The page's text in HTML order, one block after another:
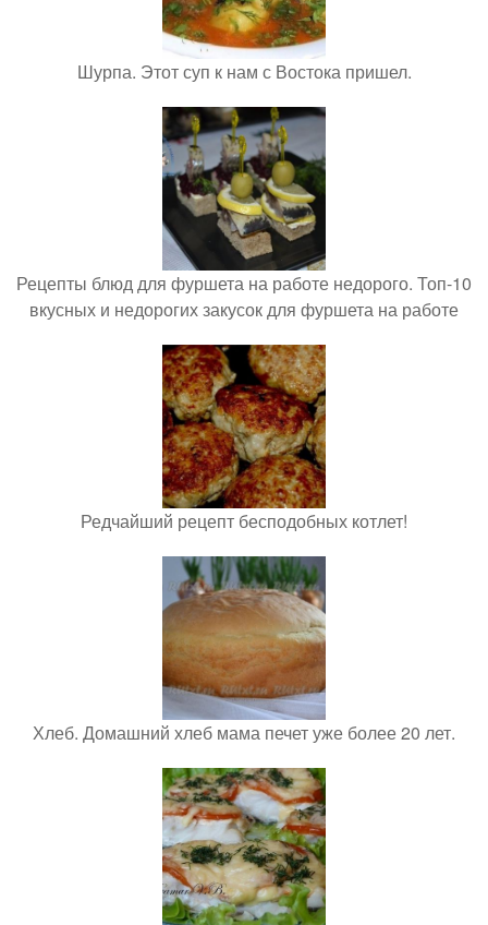
Шурпа. Этот суп к нам с Востока пришел.
Рецепты блюд для фуршета на работе недорого. Топ-10
вкусных и недорогих закусок для фуршета на работе
Редчайший рецепт бесподобных котлет!
Хлеб. Домашний хлеб мама печет уже более 20 лет.